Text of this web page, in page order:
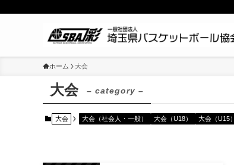
ホーム 大会
大会 – category –
大会 大会（社会人・一般） 大会（U18） 大会（U15）